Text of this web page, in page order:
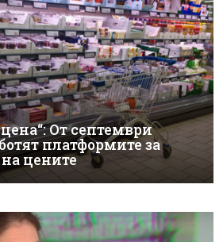
От септември
платформите за
цените